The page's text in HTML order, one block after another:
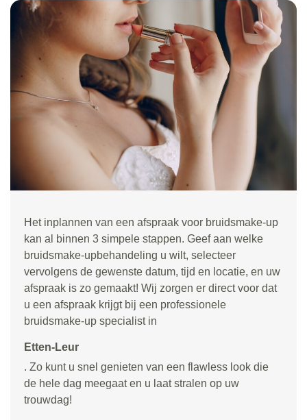
Het inplannen van een afspraak voor bruidsmake-up
kan al binnen 3 simpele stappen. Geef aan welke
bruidsmake-upbehandeling u wilt, selecteer
vervolgens de gewenste datum, tijd en locatie, en uw
afspraak is zo gemaakt! Wij zorgen er direct voor dat
u een afspraak krijgt bij een professionele
bruidsmake-up specialist in
Etten-Leur
. Zo kunt u snel genieten van een flawless look die
de hele dag meegaat en u laat stralen op uw
trouwdag!